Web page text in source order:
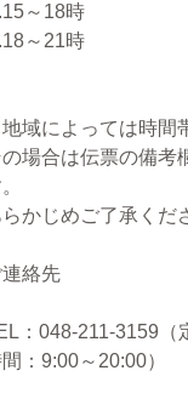
～18時
～21時
域によっては時間
場合は伝票の備考
かじめご了承くだ
絡先
：048-211-3159（
：9:00～20:00）